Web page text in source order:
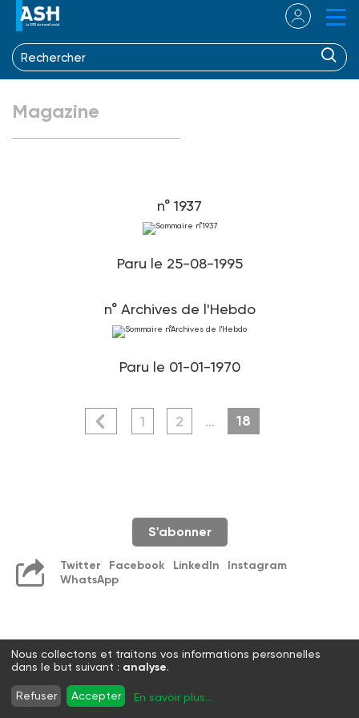
Magazine
n° 1937
Paru le 25-08-1995
n° Archives de l'Hebdo
Paru le 01-01-1970
1 2 ... 18
S'abonner
Twitter Facebook LinkedIn
Instagram
WhatsApp
Nous collectons et traitons vos informations personnelles
dans le but suivant : analyse.
Refuser Accepter En savoir plus...